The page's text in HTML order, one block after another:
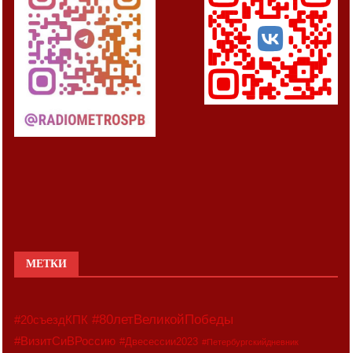
МЕТКИ
#20съездКПК #80летВеликойПобеды
#ВизитСиВРоссию #Двесессии2023 #Петербургскийдневник